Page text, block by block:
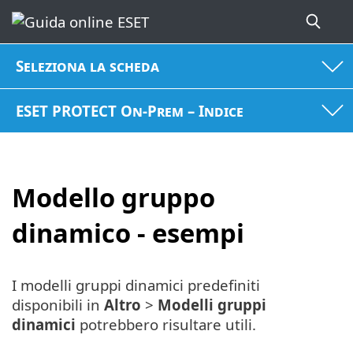
Seleziona la scheda
ESET PROTECT On-Prem – Indice
Modello gruppo
dinamico - esempi
I modelli gruppi dinamici predefiniti
disponibili in Altro > Modelli gruppi
dinamici potrebbero risultare utili.